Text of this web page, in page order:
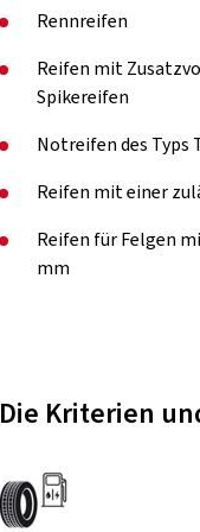
Rennreifen
Reifen mit
Spikereifen
Notreifen des Typs
Reifen mit einer
Reifen für Felgen
mm
Die Kriterien